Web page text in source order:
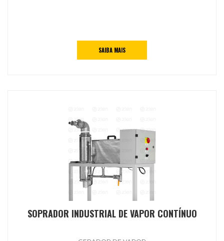
SAIBA MAIS
SOPRADOR INDUSTRIAL DE VAPOR CONTÍNUO